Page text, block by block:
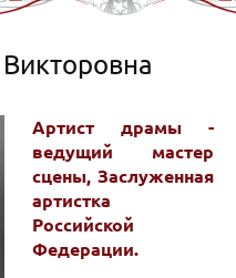
Артист драмы -
ведущий мастер
сцены, Заслуженная
артистка
Российской
Федерации.